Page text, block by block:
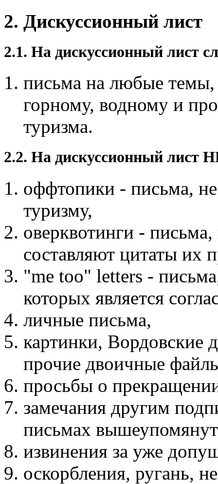
2. Дискуссионный лист
2.1. На дискуссионный лист
письма на любые
горному, водному и
туризма.
2.2. На дискуссионный лист
оффтопики - письма,
туризму,
оверквотинги -
составляют цитаты их
"me too" letters -
которых является
личные письма,
картинки, Вордовские
прочие двоичные
просьбы о
замечания другим
письмах
извинения за уже
оскорбления, ругань,